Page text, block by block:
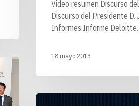
Video resumen Discurso
Discurso del Presidente D.
Informes Informe
18 mayo 2013